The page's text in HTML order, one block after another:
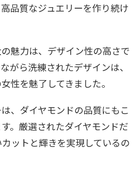
品質なジュエリーを作り続け
魅力は、デザイン性の高さで
がら洗練されたデザインは、
性を魅了してきました。
、ダイヤモンドの品質にもこ
。厳選されたダイヤモンドだ
ットと輝きを実現しているの